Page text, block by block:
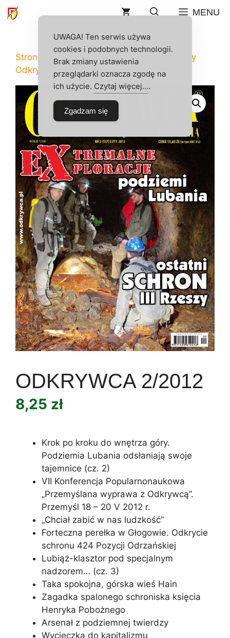
Przejdź
do
MENU
Strona główna/ Sklep / Odkrywca
Numery
Odkrywcy/ ODKRYWCA 2/2012
ODKRYWCA 2/2012
8,25 zł
Krok po kroku do wnętrza góry.
Podziemia Lubania odsłaniają swoje
tajemnice (cz. 2)
VII Konferencja Popularnonaukowa
„Przemyślana wyprawa z Odkrywcą”.
Przemyśl 18 – 20 V 2012 r.
„Chciał zabić w nas ludzkość”
Forteczna perełka w Głogowie. Odkrycie
schronu 424 Pozycji Odrzańskiej
Lubiąż-klasztor pod specjalnym
nadzorem… (cz. 3)
Taka spokojna, górska wieś Hain
Zagadka spalonego schroniska księcia
Henryka Pobożnego
Arsenał z podziemnej twierdzy
Wycieczka do kapitalizmu
UWAGA! Ten serwis używa
cookies i podobnych technologii.
Brak zmiany ustawienia
przeglądarki oznacza zgodę na
ich użycie. Czytaj więcej….
Zgadzam się